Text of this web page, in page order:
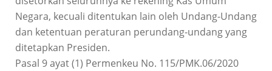
Negara, kecuali ditentukan lain oleh Undang-Undang
dan ketentuan peraturan perundang-undang yang
ditetapkan Presiden.
Pasal 9 ayat (1) Permenkeu No. 115/PMK.06/2020